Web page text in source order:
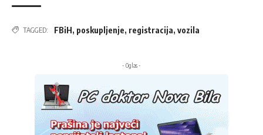
TAGGED: FBiH, poskupljenje, registracija, vozila
- Oglas -